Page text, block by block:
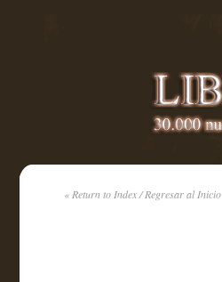
« Return to Index / Regresar al Inicio